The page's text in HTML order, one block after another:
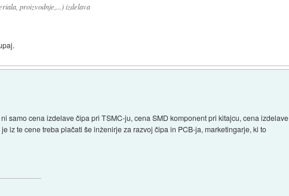
proizvodnje,...) izdelava
samo cena izdelave čipa pri TSMC-ju, cena SMD komponent pri kitajcu, cena izdelave
iz te cene treba plačati še inženirje za razvoj čipa in PCB-ja, marketingarje, ki to